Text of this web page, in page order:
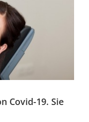
Covid-19. Sie